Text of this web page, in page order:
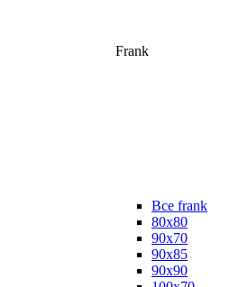
Frank
Все frank
80х80
90х70
90х85
90х90